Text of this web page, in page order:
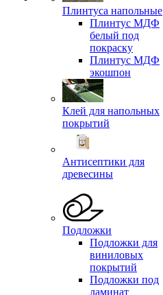
Плинтуса напольные
Плинтус МДФ
белый под
покраску
Плинтус МДФ
экошпон
Клей для напольных
покрытий
Антисептики для
древесины
Подложки
Подложки для
виниловых
покрытий
Подложки под
ламинат